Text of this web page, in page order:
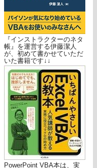
『インストラクターのネタ
帳』を運営する伊藤潔人
が、初めて書かせていただ
いた書籍です↓↓
PowerPoint VBA本は、実